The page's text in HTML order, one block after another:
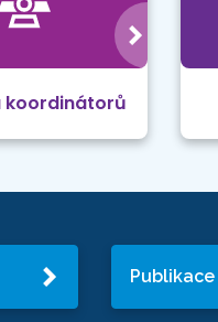
koordinátorů
Publikace